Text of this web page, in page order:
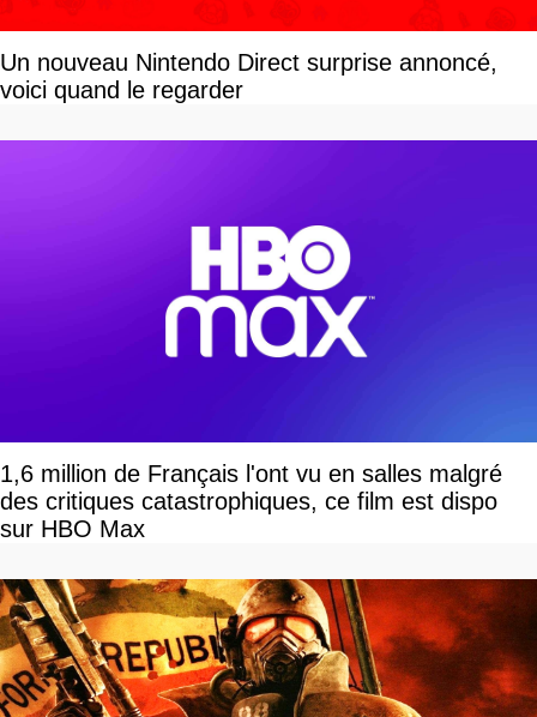
Un nouveau Nintendo Direct surprise annoncé,
voici quand le regarder
1,6 million de Français l'ont vu en salles malgré
des critiques catastrophiques, ce film est dispo
sur HBO Max